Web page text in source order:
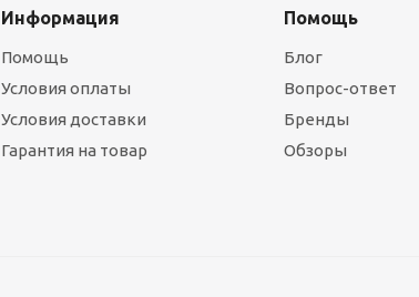
Информация
Помощь
Условия оплаты
Условия доставки
Гарантия на товар
Помощь
Блог
Вопрос-ответ
Бренды
Обзоры